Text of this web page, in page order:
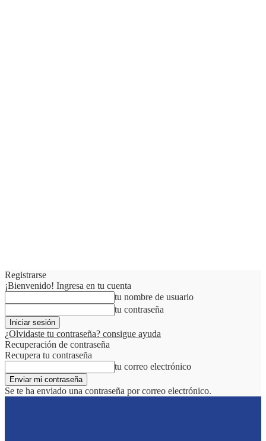
Registrarse
¡Bienvenido! Ingresa en tu cuenta
tu nombre de usuario
tu contraseña
¿Olvidaste tu contraseña? consigue ayuda
Recuperación de contraseña
Recupera tu contraseña
tu correo electrónico
Se te ha enviado una contraseña por correo electrónico.